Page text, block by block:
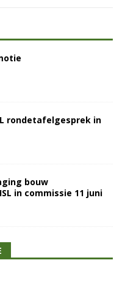
rondetafelgesprek in
bouw
in commissie 11 juni